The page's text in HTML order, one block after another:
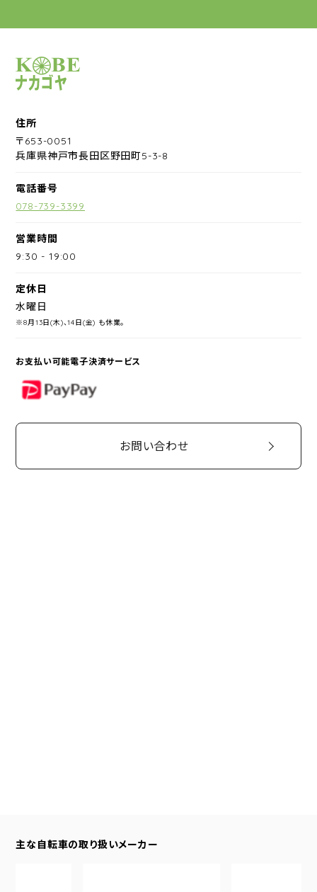
サイクルショップナカゴヤ
住所
〒653-0051
兵庫県神戸市長田区野田町5-3-8
電話番号
078-739-3399
営業時間
9:30 -19:00
定休日
水曜日
※8月13日(木)、14日(金) も休業。
お支払い可能電子決済サービス
PayPay
お問い合わせ
主な自転車の取り扱いメーカー